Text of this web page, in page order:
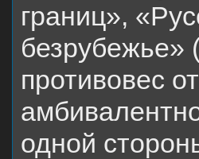
границ»,
безрубежье»
противовес
одной